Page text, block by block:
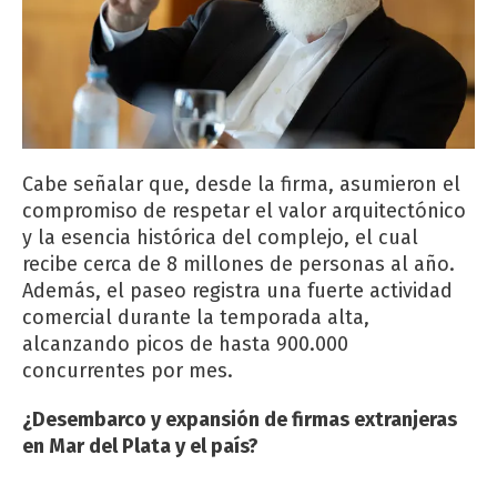
Cabe señalar que, desde la firma, asumieron el
compromiso de respetar el valor arquitectónico
y la esencia histórica del complejo, el cual
recibe cerca de 8 millones de personas al año.
Además, el paseo registra una fuerte actividad
comercial durante la temporada alta,
alcanzando picos de hasta 900.000
concurrentes por mes.
¿Desembarco y expansión de firmas extranjeras
en Mar del Plata y el país?